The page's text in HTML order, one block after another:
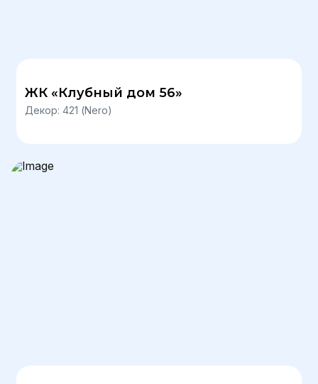
ЖК «Клубный дом 56»
Декор: 421 (Nero)